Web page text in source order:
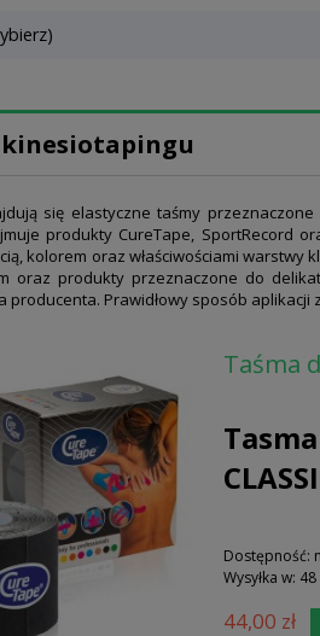
kinesiotapingu
się elastyczne taśmy
produkty CureTape, SportRecord
kolorem oraz właściwościami
oraz produkty przeznaczone do
producenta. Prawidłowy sposób
Taśma
Dostępność:
Wysyłka w:
44,00 zł